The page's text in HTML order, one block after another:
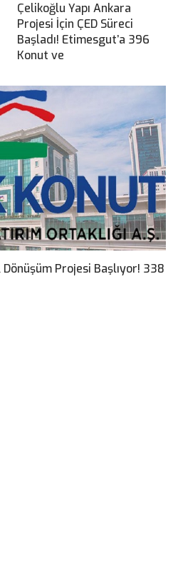
Çelikoğlu Yapı Ankara
Projesi İçin ÇED Süreci
Başladı! Etimesgut’a 396
Konut ve
Projesi Başlıyor! 338